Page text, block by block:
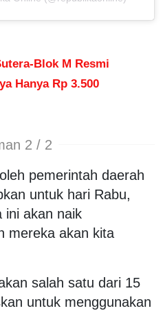
Blok M Resmi
Hanya Rp 3.500
2 / 2
pemerintah daerah
untuk hari Rabu,
ini akan naik
mereka akan kita
salah satu dari 15
untuk menggunakan